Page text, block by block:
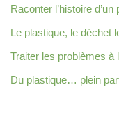
Raconter l’histoire
Le plastique, le déchet
Traiter les problèmes à
Du plastique… plein